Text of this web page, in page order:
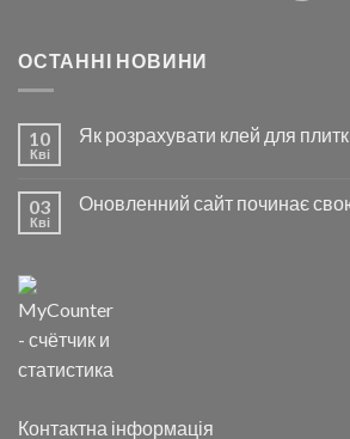
ОСТАННІ НОВИНИ
10
Кві
Як розрахувати клей для
03
Кві
Оновленний сайт починає
Контактна інформація